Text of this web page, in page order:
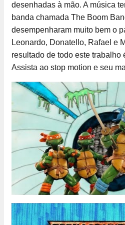
desenhadas à mão. A música
banda chamada The Boom
desempenharam muito bem o
Leonardo, Donatello, Rafael e
resultado de todo este trabalho
Assista ao stop motion e seu